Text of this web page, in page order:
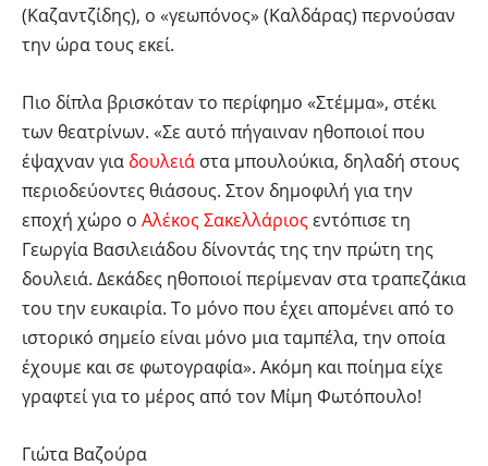
(Καζαντζίδης), ο «γεωπόνος» (Καλδάρας) περνούσαν
την ώρα τους εκεί.
Πιο δίπλα βρισκόταν το περίφημο «Στέμμα», στέκι
των θεατρίνων. «Σε αυτό πήγαιναν ηθοποιοί που
έψαχναν για δουλειά στα μπουλούκια, δηλαδή στους
περιοδεύοντες θιάσους. Στον δημοφιλή για την
εποχή χώρο ο Αλέκος Σακελλάριοςεντόπισε τη
Γεωργία Βασιλειάδου δίνοντάς της την πρώτη της
δουλειά. Δεκάδες ηθοποιοί περίμεναν στα τραπεζάκια
του την ευκαιρία. Το μόνο που έχει απομένει από το
ιστορικό σημείο είναι μόνο μια ταμπέλα, την οποία
έχουμε και σε φωτογραφία». Ακόμη και ποίημα είχε
γραφτεί για το μέρος από τον Μίμη Φωτόπουλο!
Γιώτα Βαζούρα